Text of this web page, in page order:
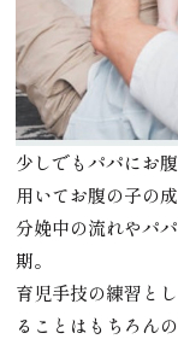
少しでもパパにお
用いてお腹の子の
分娩中の流れやパ
期。
育児手技の練習と
ることはもちろん